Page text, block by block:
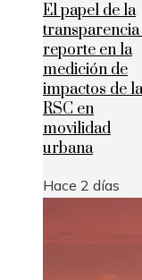
El papel de la
reporte en la
medición de
impactos de la
RSC en
movilidad
urbana
Hace 2 días